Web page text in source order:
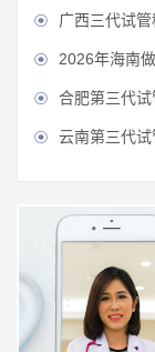
 广西三代试
 2026年海南
 合肥第三代试
 云南第三代